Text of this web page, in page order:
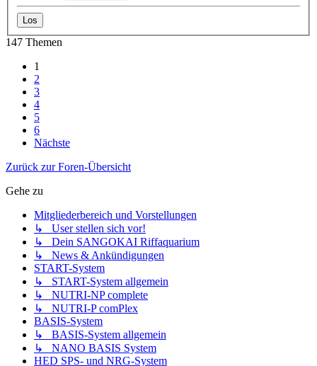
147 Themen
1
2
3
4
5
6
Nächste
Zurück zur Foren-Übersicht
Gehe zu
Mitgliederbereich und Vorstellungen
↳ User stellen sich vor!
↳ Dein SANGOKAI Riffaquarium
↳ News & Ankündigungen
START-System
↳ START-System allgemein
↳ NUTRI-NP complete
↳ NUTRI-P comPlex
BASIS-System
↳ BASIS-System allgemein
↳ NANO BASIS System
HED SPS- und NRG-System